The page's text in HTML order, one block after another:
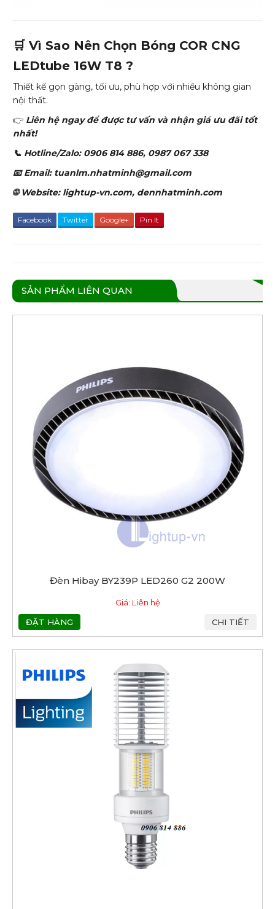
🛒 Vì Sao Nên Chọn Bóng COR CNG
LEDtube 16W T8 ?
Thiết kế gọn gàng, tối ưu, phù hợp với nhiều không gian
nội thất.
👉 Liên hệ ngay để được tư vấn và nhận giá ưu đãi tốt
nhất!
📞 Hotline/Zalo: 0906 814 886, 0987 067 338
📧 Email: tuanlm.nhatminh@gmail.com
🌐 Website: lightup-vn.com, dennhatminh.com
Facebook Twitter Google+ Pin It
SẢN PHẨM LIÊN QUAN
Đèn Hibay BY239P LED260 G2 200W
Giá: Liên hệ
ĐẶT HÀNG
CHI TIẾT